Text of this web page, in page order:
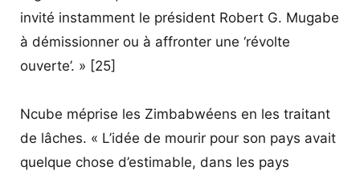
invité instamment le président Robert G. Mugabe
à démissionner ou à affronter une ‘révolte
ouverte’. » [25]
Ncube méprise les Zimbabwéens en les traitant
de lâches. « L’idée de mourir pour son pays avait
quelque chose d’estimable, dans les pays